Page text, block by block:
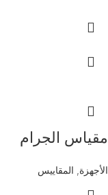
مقياس الجرام
الأجهزة المقاييس